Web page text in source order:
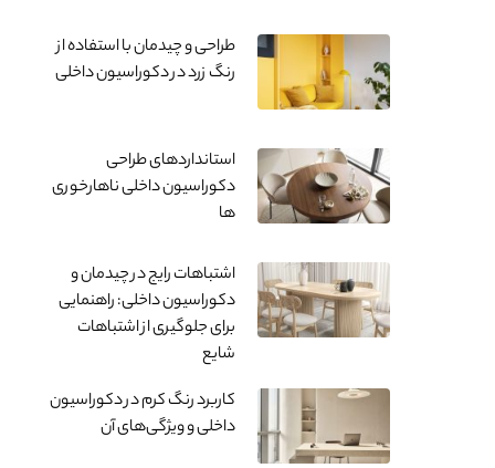
طراحی و چیدمان با استفاده از
رنگ زرد در دکوراسیون داخلی
استانداردهای طراحی
دکوراسیون داخلی ناهارخوری
ها
اشتباهات رایج در چیدمان و
دکوراسیون داخلی: راهنمایی
برای جلوگیری از اشتباهات
شایع
کاربرد رنگ کرم در دکوراسیون
داخلی و ویژگی‌های آن